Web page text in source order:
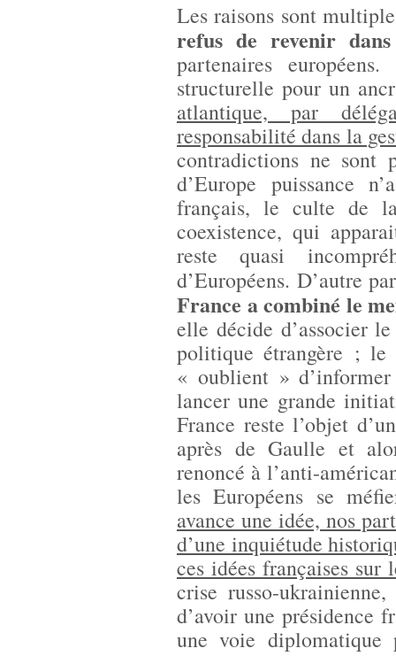
Les raisons sont
refus de revenir
partenaires
structurelle pour un
atlantique, par
responsabilité dans la
contradictions ne sont
d’Europe puissance
français, le culte de
coexistence, qui
reste quasi
d’Européens. D’autre
France a combiné le
elle décide d’associer
politique étrangère ; le
« oublient » d’informer
lancer une grande
France reste l’objet
après de Gaulle et
renoncé à l’anti-
les Européens se
avance une idée, nos
d’une inquiétude
ces idées françaises
crise russo-
d’avoir une présidence
une voie